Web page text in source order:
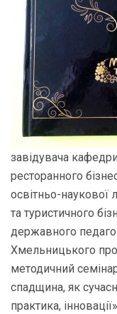
завідувача
ресторанного
освітньо-наукової
та туристичного
державного
Хмельницького
методичний
спадщина, як
практика,